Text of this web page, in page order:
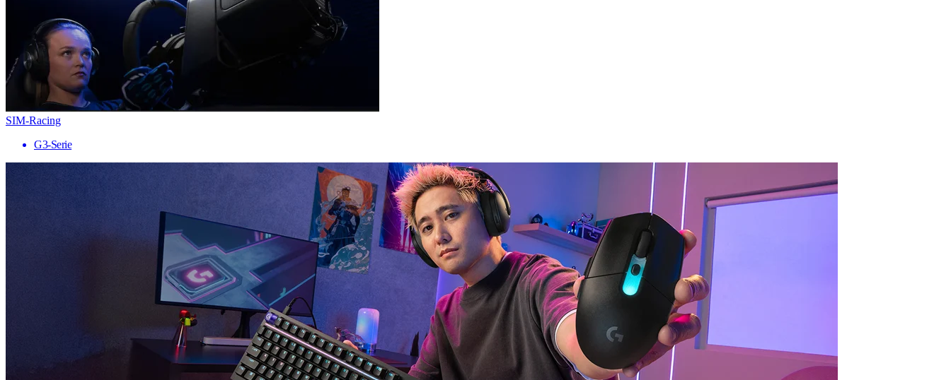
SIM-Racing
G3-Serie